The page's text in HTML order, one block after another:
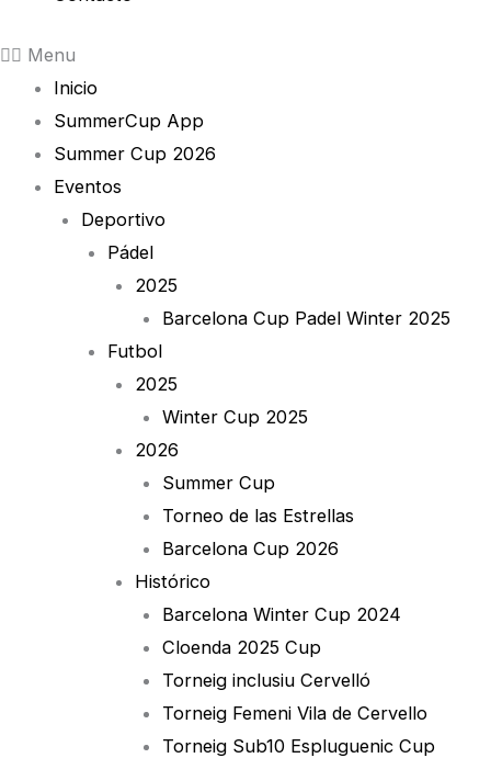
Menu
Inicio
SummerCup App
Summer Cup 2026
Eventos
Deportivo
Pádel
2025
Barcelona Cup Padel Winter 2025
Futbol
2025
Winter Cup 2025
2026
Summer Cup
Torneo de las Estrellas
Barcelona Cup 2026
Histórico
Barcelona Winter Cup 2024
Cloenda 2025 Cup
Torneig inclusiu Cervelló
Torneig Femeni Vila de Cervello
Torneig Sub10 Espluguenic Cup